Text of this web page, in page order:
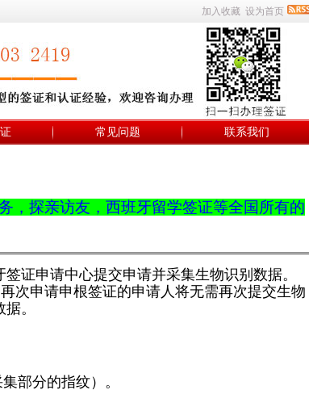
加入收藏 设为首页
常见问题 联系我们
， 探亲访友，西班牙留学签证等全国所有的
证申请中心提交申请并采集生物识别数据。
次申请申根签证的申请人将无需再次提交生物
。
部分的指纹）。